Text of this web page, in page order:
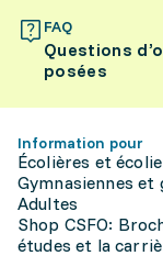
FAQ
Questions
posées
Information pour
Écolières et
Gymnasiennes et
Adultes
Shop CSFO:
études et la